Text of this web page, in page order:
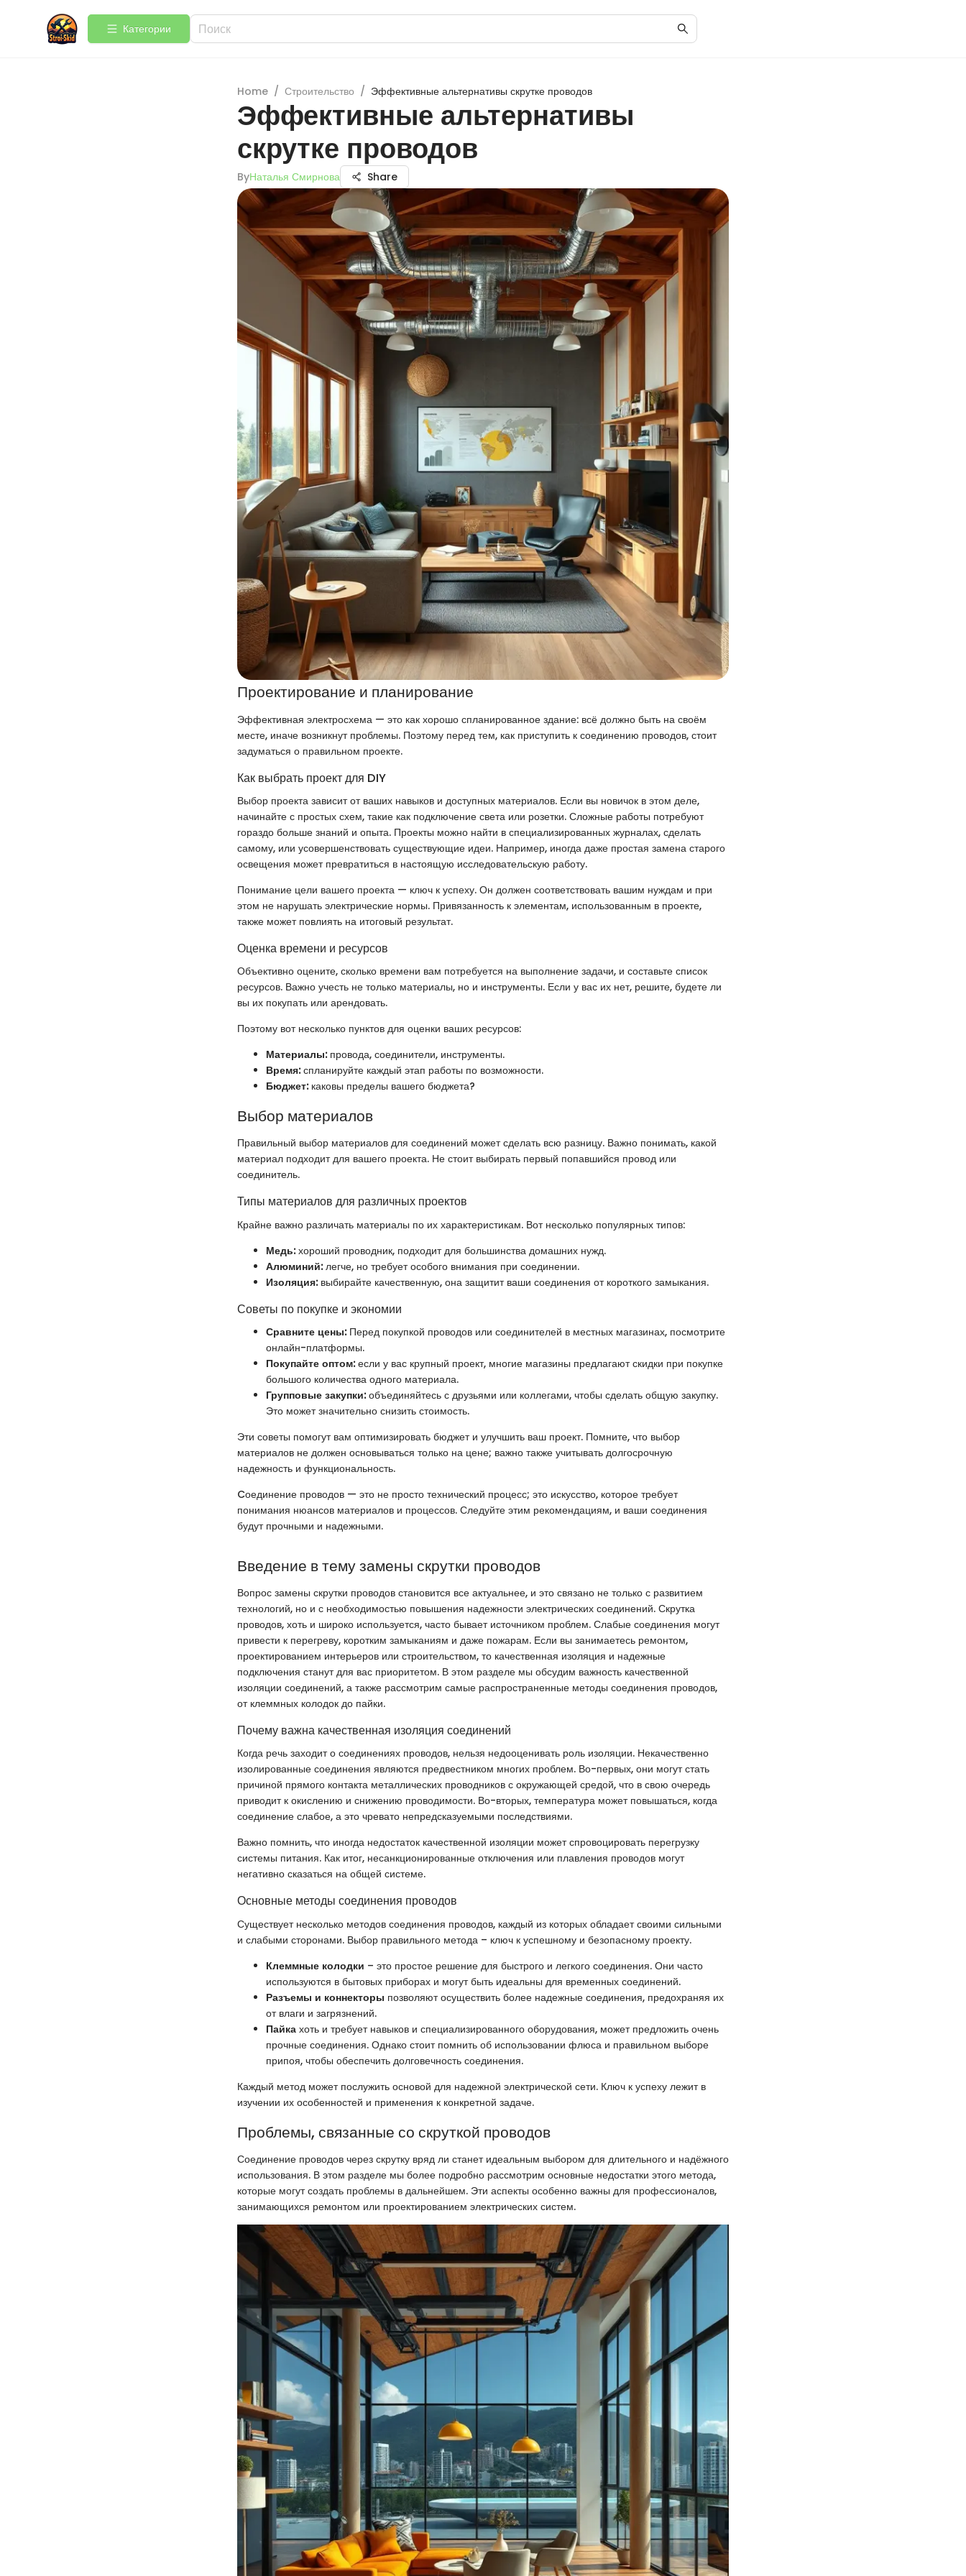
Категории
Home / Строительство / Эффективные альтернативы скрутке проводов
Эффективные альтернативы
скрутке проводов
ByНаталья Смирнова Share
Проектирование и планирование
Эффективная электросхема — это как хорошо спланированное здание: всё должно быть на своём
месте, иначе возникнут проблемы. Поэтому перед тем, как приступить к соединению проводов, стоит
задуматься о правильном проекте.
Как выбрать проект для DIY
Выбор проекта зависит от ваших навыков и доступных материалов. Если вы новичок в этом деле,
начинайте с простых схем, такие как подключение света или розетки. Сложные работы потребуют
гораздо больше знаний и опыта. Проекты можно найти в специализированных журналах, сделать
самому, или усовершенствовать существующие идеи. Например, иногда даже простая замена старого
освещения может превратиться в настоящую исследовательскую работу.
Понимание цели вашего проекта — ключ к успеху. Он должен соответствовать вашим нуждам и при
этом не нарушать электрические нормы. Привязанность к элементам, использованным в проекте,
также может повлиять на итоговый результат.
Оценка времени и ресурсов
Объективно оцените, сколько времени вам потребуется на выполнение задачи, и составьте список
ресурсов. Важно учесть не только материалы, но и инструменты. Если у вас их нет, решите, будете ли
вы их покупать или арендовать.
Поэтому вот несколько пунктов для оценки ваших ресурсов:
Материалы:провода, соединители, инструменты.
Время:спланируйте каждый этап работы по возможности.
Бюджет:каковы пределы вашего бюджета?
Выбор материалов
Правильный выбор материалов для соединений может сделать всю разницу. Важно понимать, какой
материал подходит для вашего проекта. Не стоит выбирать первый попавшийся провод или
соединитель.
Типы материалов для различных проектов
Крайне важно различать материалы по их характеристикам. Вот несколько популярных типов:
Медь:хороший проводник, подходит для большинства домашних нужд.
Алюминий:легче, но требует особого внимания при соединении.
Изоляция:выбирайте качественную, она защитит ваши соединения от короткого замыкания.
Советы по покупке и экономии
Сравните цены:Перед покупкой проводов или соединителей в местных магазинах, посмотрите
онлайн-платформы.
Покупайте оптом:если у вас крупный проект, многие магазины предлагают скидки при покупке
большого количества одного материала.
Групповые закупки:объединяйтесь с друзьями или коллегами, чтобы сделать общую закупку.
Это может значительно снизить стоимость.
Эти советы помогут вам оптимизировать бюджет и улучшить ваш проект. Помните, что выбор
материалов не должен основываться только на цене; важно также учитывать долгосрочную
надежность и функциональность.
Cоединение проводов — это не просто технический процесс; это искусство, которое требует
понимания нюансов материалов и процессов. Следуйте этим рекомендациям, и ваши соединения
будут прочными и надежными.
Введение в тему замены скрутки проводов
Вопрос замены скрутки проводов становится все актуальнее, и это связано не только с развитием
технологий, но и с необходимостью повышения надежности электрических соединений. Скрутка
проводов, хоть и широко используется, часто бывает источником проблем. Слабые соединения могут
привести к перегреву, коротким замыканиям и даже пожарам. Если вы занимаетесь ремонтом,
проектированием интерьеров или строительством, то качественная изоляция и надежные
подключения станут для вас приоритетом. В этом разделе мы обсудим важность качественной
изоляции соединений, а также рассмотрим самые распространенные методы соединения проводов,
от клеммных колодок до пайки.
Почему важна качественная изоляция соединений
Когда речь заходит о соединениях проводов, нельзя недооценивать роль изоляции. Некачественно
изолированные соединения являются предвестником многих проблем. Во-первых, они могут стать
причиной прямого контакта металлических проводников с окружающей средой, что в свою очередь
приводит к окислению и снижению проводимости. Во-вторых, температура может повышаться, когда
соединение слабое, а это чревато непредсказуемыми последствиями.
Важно помнить, что иногда недостаток качественной изоляции может спровоцировать перегрузку
системы питания. Как итог, несанкционированные отключения или плавления проводов могут
негативно сказаться на общей системе.
Основные методы соединения проводов
Существует несколько методов соединения проводов, каждый из которых обладает своими сильными
и слабыми сторонами. Выбор правильного метода – ключ к успешному и безопасному проекту.
Клеммные колодки – это простое решение для быстрого и легкого соединения. Они часто
используются в бытовых приборах и могут быть идеальны для временных соединений.
Разъемы и коннекторы позволяют осуществить более надежные соединения, предохраняя их
от влаги и загрязнений.
Пайка хоть и требует навыков и специализированного оборудования, может предложить очень
прочные соединения. Однако стоит помнить об использовании флюса и правильном выборе
припоя, чтобы обеспечить долговечность соединения.
Каждый метод может послужить основой для надежной электрической сети. Ключ к успеху лежит в
изучении их особенностей и применения к конкретной задаче.
Проблемы, связанные со скруткой проводов
Соединение проводов через скрутку вряд ли станет идеальным выбором для длительного и надёжного
использования. В этом разделе мы более подробно рассмотрим основные недостатки этого метода,
которые могут создать проблемы в дальнейшем. Эти аспекты особенно важны для профессионалов,
занимающихся ремонтом или проектированием электрических систем.